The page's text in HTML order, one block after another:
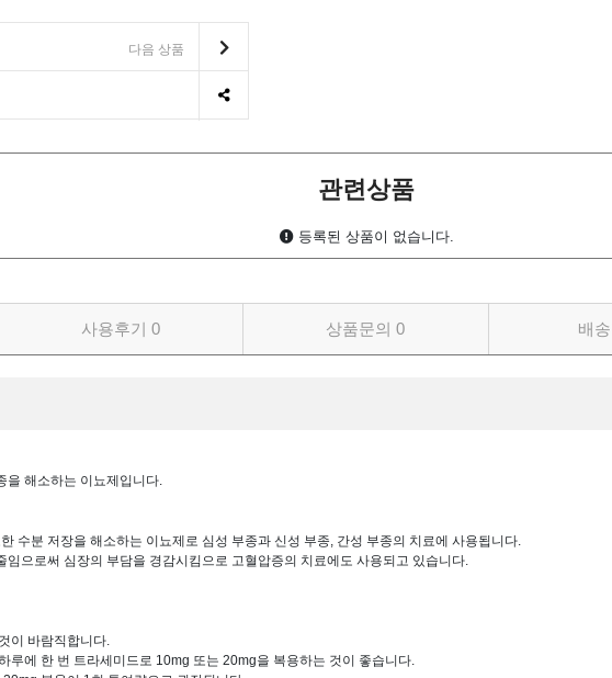
다음 상품
관련상품
등록된 상품이 없습니다.
사용후기0 상품문의0 배
을 해소하는 이뇨제입니다.
수분 저장을 해소하는 이뇨제로 심성 부종과 신성 부종, 간성 부종의 치료에 사용됩니다.
으로써 심장의 부담을 경감시킴으로 고혈압증의 치료에도 사용되고 있습니다.
이 바람직합니다.
루에 한 번 트라세미드로 10mg 또는 20mg을 복용하는 것이 좋습니다.